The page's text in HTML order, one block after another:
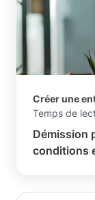
Créer une
Temps de
Démission
conditions